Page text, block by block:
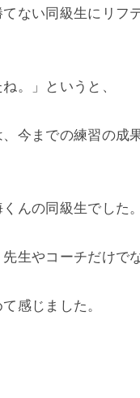
ない同級生にリフ
。」というと、
今までの練習の成
んの同級生でした。
生やコーチだけでな
感じました。